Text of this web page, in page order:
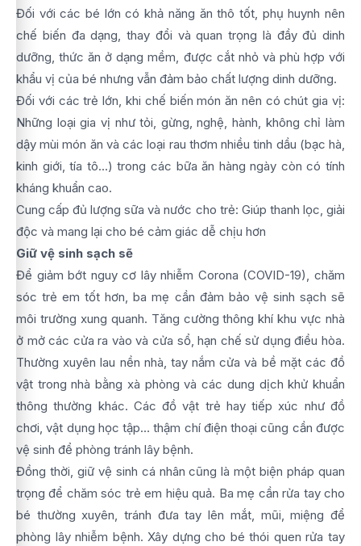
Đối với các bé lớn có khả năng ăn thô tốt, phụ huynh nên
chế biến đa dạng, thay đổi và quan trọng là đầy đủ dinh
dưỡng, thức ăn ở dạng mềm, được cắt nhỏ và phù hợp với
khẩu vị của bé nhưng vẫn đảm bảo chất lượng dinh dưỡng.
Đối với các trẻ lớn, khi chế biến món ăn nên có chút gia vị:
Những loại gia vị như tỏi, gừng, nghệ, hành, không chỉ làm
dậy mùi món ăn và các loại rau thơm nhiều tinh dầu (bạc hà,
kinh giới, tía tô...) trong các bữa ăn hàng ngày còn có tính
kháng khuẩn cao.
Cung cấp đủ lượng sữa và nước cho trẻ: Giúp thanh lọc, giải
độc và mang lại cho bé cảm giác dễ chịu hơn
Giữ vệ sinh sạch sẽ
Để giảm bớt nguy cơ lây nhiễm Corona (COVID-19), chăm
sóc trẻ em tốt hơn, ba mẹ cần đảm bảo vệ sinh sạch sẽ
môi trường xung quanh. Tăng cường thông khí khu vực nhà
ở mở các cửa ra vào và cửa sổ, hạn chế sử dụng điều hòa.
Thường xuyên lau nền nhà, tay nắm cửa và bề mặt các đồ
vật trong nhà bằng xà phòng và các dung dịch khử khuẩn
thông thường khác. Các đồ vật trẻ hay tiếp xúc như đồ
chơi, vật dụng học tập… thậm chí điện thoại cũng cần được
vệ sinh để phòng tránh lây bệnh.
Đồng thời, giữ vệ sinh cá nhân cũng là một biện pháp quan
trọng để chăm sóc trẻ em hiệu quả. Ba mẹ cần rửa tay cho
bé thường xuyên, tránh đưa tay lên mắt, mũi, miệng để
phòng lây nhiễm bệnh. Xây dựng cho bé thói quen rửa tay